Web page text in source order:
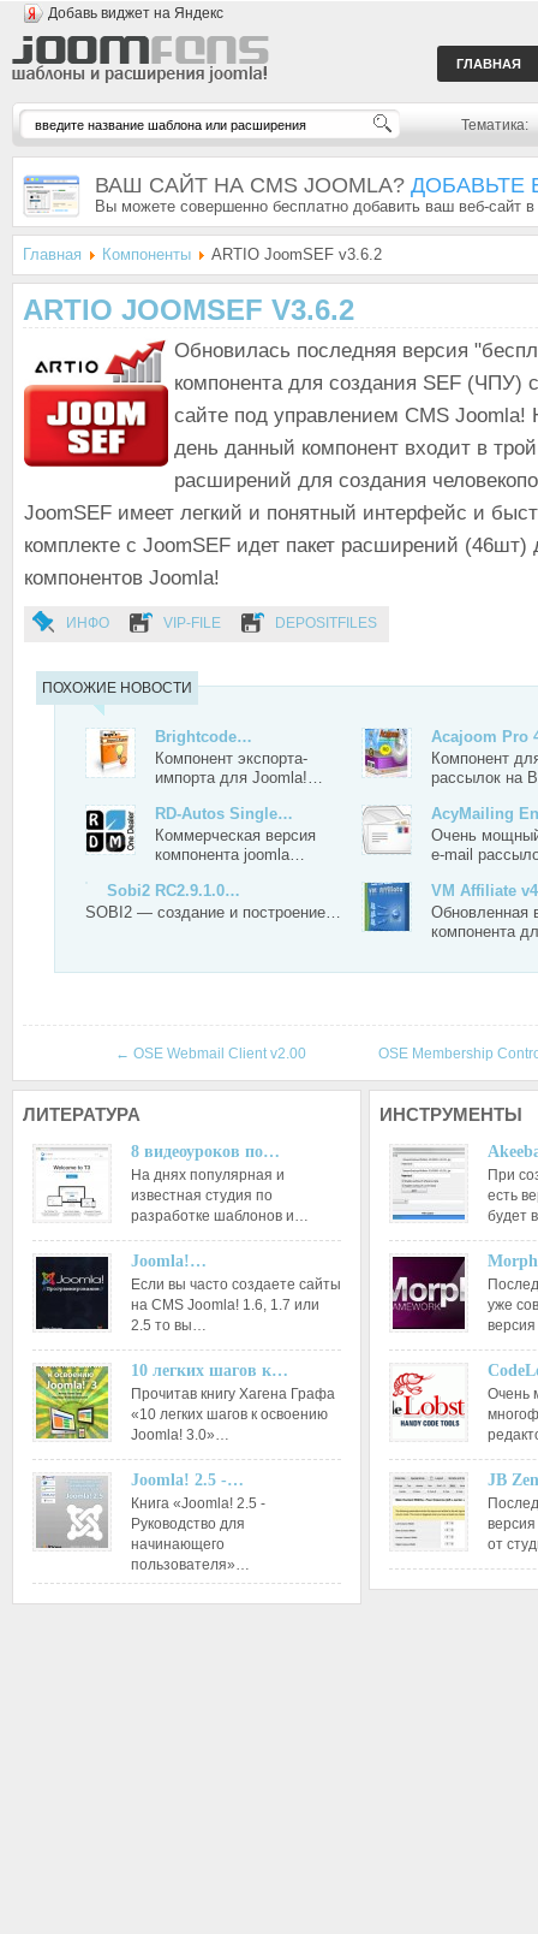
Добавь виджет на Яндекс
ГЛАВНАЯ
Тематика:
ВАШ САЙТ НА CMS JOOMLA? ДОБАВЬТЕ
Вы можете совершенно бесплатно добавить ваш веб-сайт
Главная Компоненты ARTIO JoomSEF v3.6.2
ARTIO JOOMSEF V3.6.2
Обновилась последняя версия
компонента для создания SEF (ЧПУ)
сайте под управлением CMS Joomla!
день данный компонент входит в
расширений для создания
JoomSEF имеет легкий и понятный интерфейс и
комплекте с JoomSEF идет пакет расширений (46шт)
компонентов Joomla!
ИНФО VIP-FILE DEPOSITFILES
ПОХОЖИЕ НОВОСТИ
Brightcode…
Компонент экспорта-
импорта для Joomla!…
Acajoom Pro
Компонент
рассылок на
RD-Autos Single…
Коммерческая версия
компонента joomla…
AcyMailing
Очень
e-mail
Sobi2 RC2.9.1.0…
SOBI2 — создание и построение…
VM Affiliate
Обновленная
компонента
← OSE Webmail Client v2.00 OSE Membership
ЛИТЕРАТУРА
8 видеоуроков по…
На днях популярная и
известная студия по
разработке шаблонов и…
Joomla!…
Если вы часто создаете сайты
на CMS Joomla! 1.6, 1.7 или
2.5 то вы…
10 легких шагов к…
Прочитав книгу Хагена Графа
«10 легких шагов к освоению
Joomla! 3.0»…
Joomla! 2.5 -…
Книга «Joomla! 2.5 -
Руководство для
начинающего
пользователя»…
ИНСТРУМЕНТЫ
При
есть
будет
уже
Очень
JB
от